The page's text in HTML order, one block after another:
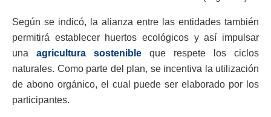
Según se indicó, la alianza entre las entidades también
permitirá establecer huertos ecológicos y así impulsar
una agricultura sostenible que respete los ciclos
naturales. Como parte del plan, se incentiva la utilización
de abono orgánico, el cual puede ser elaborado por los
participantes.